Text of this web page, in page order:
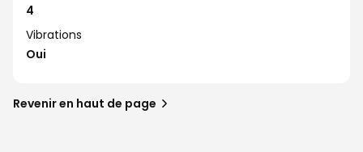
4
Vibrations
Oui
Revenir en haut de page